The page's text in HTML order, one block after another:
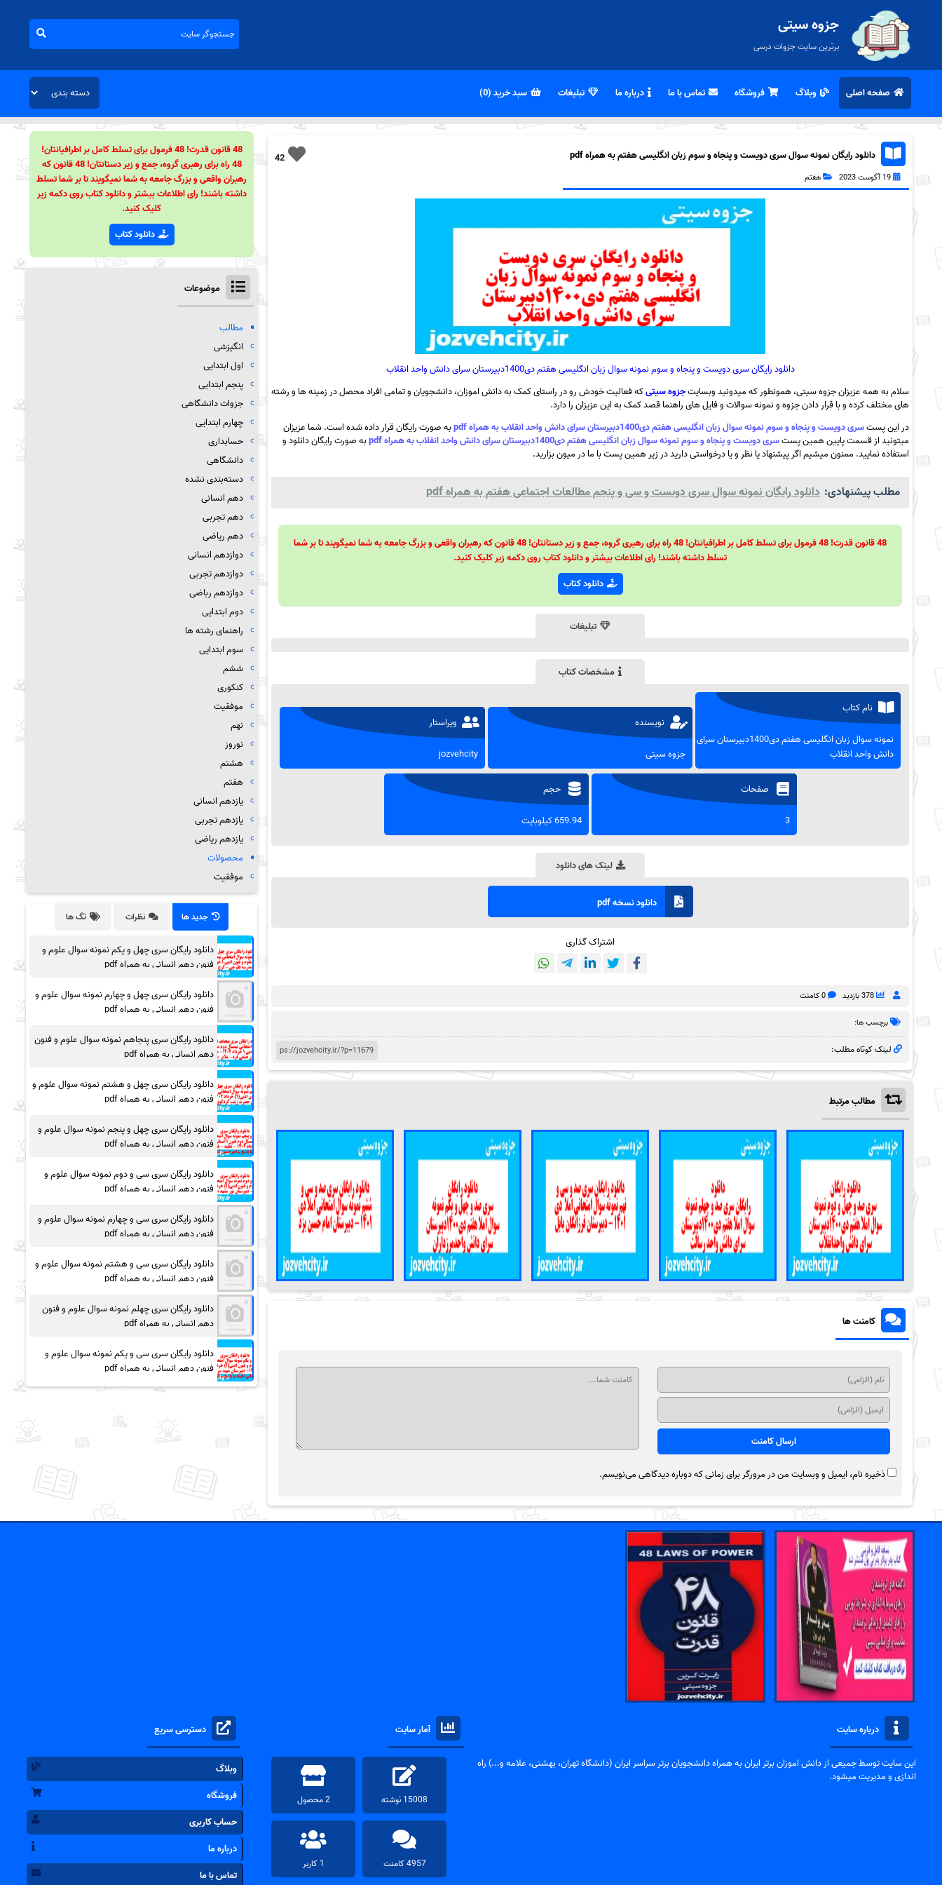
جزوه سیتی
برترین سایت جزوات درسی
صفحه اصلی وبلاگ فروشگاه تماس با ما درباره ما تبلیغات سبد خرید (0)
42 دانلود رایگان نمونه سوال سری دویست و پنجاه و سوم زبان انگلیسی هفتم به همراه pdf
19 آگوست 2023 هفتم
دانلود رایگان سری دویست و پنجاه و سوم نمونه سوال زبان انگلیسی هفتم دی1400دبیرستان سرای دانش واحد انقلاب
سلام به همه عزیزان جزوه سیتی، همونطور که میدونید وبسایتجزوه سیتیکه فعالیت خودش رو در راستای کمک به دانش اموزان، دانشجویان و تمامی افراد محصل در زمینه ها و رشته
های مختلف کرده و با قرار دادن جزوه و نمونه سوالات و فایل های راهنما قصد کمک به این عزیزان را دارد.
در این پستسری دویست و پنجاه و سوم نمونه سوال زبان انگلیسی هفتم دی1400دبیرستان سرای دانش واحد انقلاب به همراه pdf
به صورت رایگان قرار داده شده است. شما عزیزان
میتونید از قسمت پایین همین پستسری دویست و پنجاه و سوم نمونه سوال زبان انگلیسی هفتم دی1400دبیرستان سرای دانش واحد انقلاب به همراه pdf
به صورت رایگان دانلود و
استفاده نمایید. ممنون میشیم اگر پیشنهاد یا نظر و یا درخواستی دارید در زیر همین پست با ما در میون بزارید.
مطلب پیشنهادی: دانلود رایگان نمونه سوال سری دویست و سی و پنجم مطالعات اجتماعی هفتم به همراه pdf
48 قانون قدرت! 48 فرمول برای تسلط کامل بر اطرافیانتان! 48 راه برای رهبری گروه، جمع و زیر دستانتان! 48 قانون که رهبران واقعی و بزرگ جامعه به شما نمیگویند تا بر شما
تسلط داشته باشند! رای اطلاعات بیشتر و دانلود کتاب روی دکمه زیر کلیک کنید.
دانلود کتاب
تبلیغات
مشخصات کتاب
نام کتاب
نمونه سوال زبان انگلیسی هفتم دی1400دبیرستان سرای
دانش واحد انقلاب
نویسنده
جزوه سیتی
ویراستار
jozvehcity
صفحات
3
حجم
659.94 کیلوبایت
لینک های دانلود
دانلود نسخه pdf
اشتراک گذاری
378 بازدید 0 کامنت
برچسب ها:
لینک کوتاه مطلب:
مطالب مرتبط
کامنت ها
ذخیره نام، ایمیل و وبسایت من در مرورگر برای زمانی که دوباره دیدگاهی می‌نویسم.
48 قانون قدرت! 48 فرمول برای تسلط کامل بر اطرافیانتان!
48 راه برای رهبری گروه، جمع و زیر دستانتان! 48 قانون که
رهبران واقعی و بزرگ جامعه به شما نمیگویند تا بر شما تسلط
داشته باشند! رای اطلاعات بیشتر و دانلود کتاب روی دکمه زیر
کلیک کنید.
دانلود کتاب
موضوعات
مطالب
انگیزشی
اول ابتدایی
پنجم ابتدایی
جزوات دانشگاهی
چهارم ابتدایی
حسابداری
دانشگاهی
دسته‌بندی نشده
دهم انسانی
دهم تجربی
دهم ریاضی
دوازدهم انسانی
دوازدهم تجربی
دوازدهم رباضی
دوم ابتدایی
راهنمای رشته ها
سوم ابتدایی
ششم
کنکوری
موفقیت
نهم
نوروز
هشتم
هفتم
یازدهم انسانی
یازدهم تجربی
یازدهم ریاضی
محصولات
موفقیت
جدید ها نظرات تگ ها
دانلود رایگان سری چهل و یکم نمونه سوال علوم و
فنون دهم انسانی به همراه pdf
دانلود رایگان سری چهل و چهارم نمونه سوال علوم و
فنون دهم انسانی به همراه pdf
دانلود رایگان سری پنجاهم نمونه سوال علوم و فنون
دهم انسانی به همراه pdf
دانلود رایگان سری چهل و هشتم نمونه سوال علوم و
فنون دهم انسانی به همراه pdf
دانلود رایگان سری چهل و پنجم نمونه سوال علوم و
فنون دهم انسانی به همراه pdf
دانلود رایگان سری سی و دوم نمونه سوال علوم و
فنون دهم انسانی به همراه pdf
دانلود رایگان سری سی و چهارم نمونه سوال علوم و
فنون دهم انسانی به همراه pdf
دانلود رایگان سری سی و هشتم نمونه سوال علوم و
فنون دهم انسانی به همراه pdf
دانلود رایگان سری چهلم نمونه سوال علوم و فنون
دهم انسانی به همراه pdf
دانلود رایگان سری سی و یکم نمونه سوال علوم و
فنون دهم انسانی به همراه pdf
درباره سایت
این سایت توسط جمیعی از دانش اموزان برتر ایران به همراه دانشجویان برتر سراسر ایران (دانشگاه تهران، بهشتی، علامه و...) راه
اندازی و مدیریت میشود.
آمار سایت
15008 نوشته 2 محصول
4957 کامنت 1 کاربر
دسترسی سریع
وبلاگ
فروشگاه
حساب کاربری
درباره ما
تماس با ما